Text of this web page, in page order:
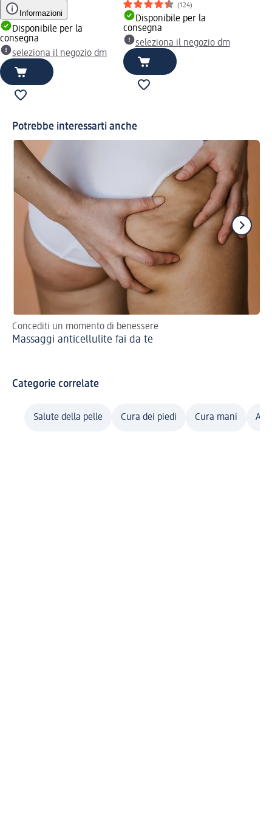
Informazioni
Disponibile per la
consegna
seleziona il negozio dm
(124)
Disponibile per la
consegna
seleziona il negozio dm
Potrebbe interessarti anche
Concediti un momento di benessere
Massaggi anticellulite fai da te
Categorie correlate
Salute della pelle Cura dei piedi Cura mani